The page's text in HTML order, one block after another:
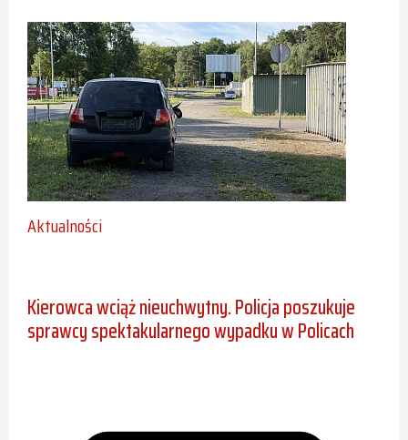
Aktualności
Kierowca wciąż nieuchwytny. Policja poszukuje
sprawcy spektakularnego wypadku w Policach